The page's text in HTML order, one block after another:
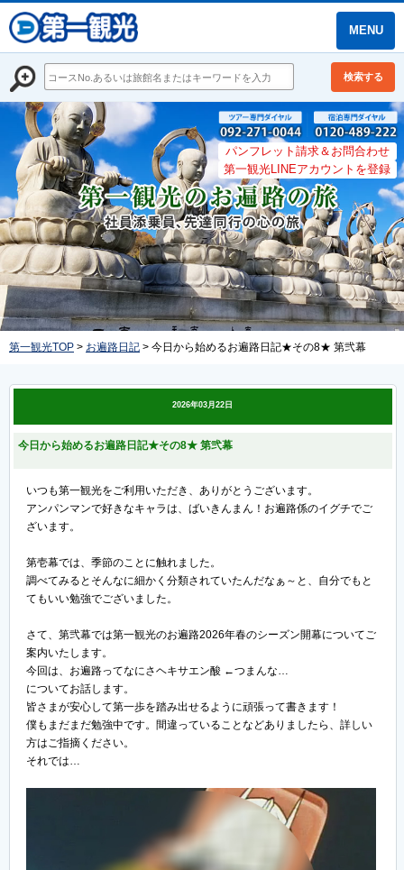
MENU
検索する
パンフレット請求＆お問合わせ
第一観光LINEアカウントを登録
第一観光TOP > お遍路日記 > 今日から始めるお遍路日記★その8★ 第弐幕
2026年03月22日
今日から始めるお遍路日記★その8★ 第弐幕
いつも第一観光をご利用いただき、ありがとうございます。
アンパンマンで好きなキャラは、ばいきんまん！お遍路係のイグチでご
ざいます。
第壱幕では、季節のことに触れました。
調べてみるとそんなに細かく分類されていたんだなぁ～と、自分でもと
てもいい勉強でございました。
さて、第弐幕では第一観光のお遍路2026年春のシーズン開幕についてご
案内いたします。
今回は、お遍路ってなにさヘキサエン酸 ←つまんな…
についてお話します。
皆さまが安心して第一歩を踏み出せるように頑張って書きます！
僕もまだまだ勉強中です。間違っていることなどありましたら、詳しい
方はご指摘ください。
それでは…